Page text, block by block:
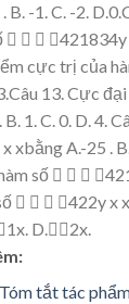
. B. -1.C. -2. D.0.
   421834y
m cực trị của
.Câu 13.Cực đại
. B. 1.C.0. D.4.
xxbằngA.-25 .
số   
ố    422yxx
1x. D.2x.
tắt tác